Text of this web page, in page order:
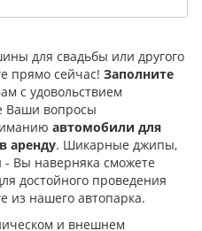
для свадьбы или другого
прямо сейчас! Заполните
с удовольствием
Ваши вопросы
автомобили для
аренду. Шикарные джипы,
Вы наверняка сможете
достойного проведения
из нашего автопарка.
и внешнем